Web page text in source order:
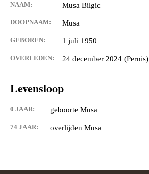
NAAM: Musa Bilgic
DOOPNAAM: Musa
GEBOREN: 1 juli 1950
OVERLEDEN: 24 december 2024 (Pernis)
Levensloop
0 JAAR: geboorte Musa
74 JAAR: overlijden Musa